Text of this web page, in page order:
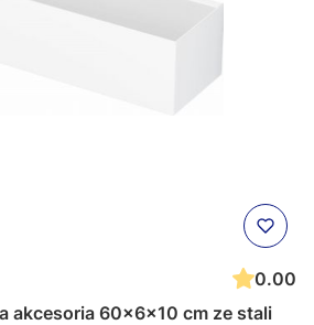
0.00
akcesoria 60x6x10 cm ze stali